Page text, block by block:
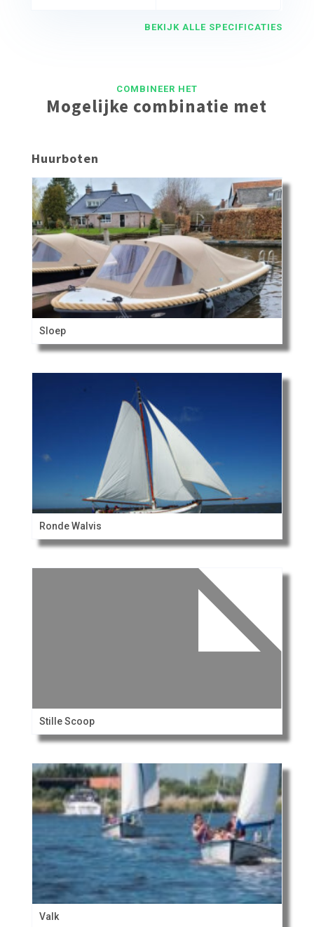
BEKIJK ALLE SPECIFICATIES
COMBINEER HET
Mogelijke combinatie met
Huurboten
Sloep
Ronde Walvis
Stille Scoop
Valk